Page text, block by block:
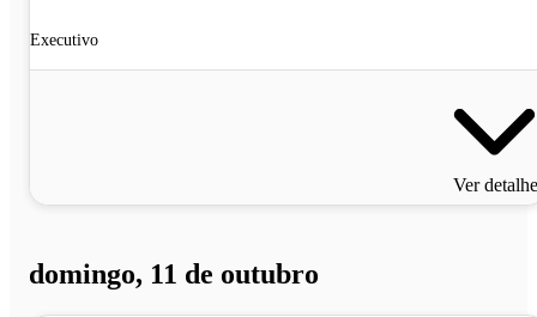
Executivo
Ver
domingo, 11 de outubro